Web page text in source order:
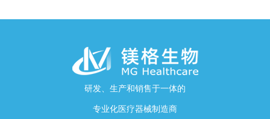
研发、生产和销售于一体的
专业化医疗器械制造商